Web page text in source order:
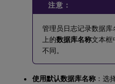
注意：
管理员日志记录数据
上的数据库名称文本框
不同。
使用默认数据库名称 ：选